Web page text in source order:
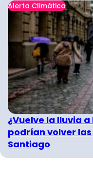
Alerta Climática
¿Vuelve la lluvia
podrían volver
Santiago